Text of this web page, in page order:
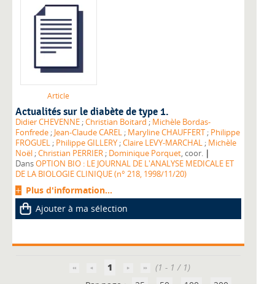
Article
Actualités sur le diabète de type 1.
Didier CHEVENNE ;Christian Boitard ; Michèle Bordas-
Fonfrede ; Jean-Claude CAREL ; Maryline CHAUFFERT ; Philippe
FROGUEL ; Philippe GILLERY ;Claire LEVY-MARCHAL ; Michèle
Noël ;Christian PERRIER ; Dominique Porquet, coor. |
DansOPTION BIO : LE JOURNAL DE L'ANALYSE MEDICALE ET
DE LA BIOLOGIE CLINIQUE (n° 218, 1998/11/20)
Plus d'information...
Ajouter à ma sélection
1
(1 - 1 / 1)